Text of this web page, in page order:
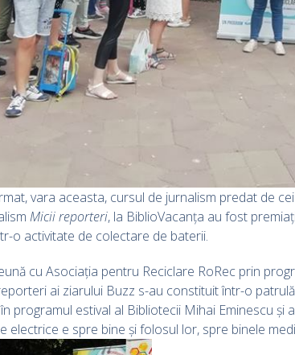
vara aceasta, cursul de jurnalism predat de
Micii reporteri, la BiblioVacanța au fost
o activitate de colectare de baterii.
cu Asociația pentru Reciclare RoRec prin
ai ziarului Buzz s-au constituit într-o
programul estival al Bibliotecii Mihai Eminescu și
electrice e spre bine și folosul lor, spre binele